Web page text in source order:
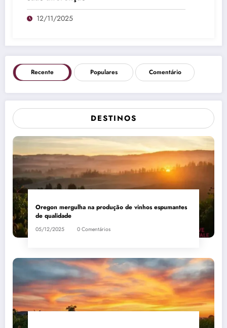
12/11/2025
Recente Populares Comentário
DESTINOS
Oregon mergulha na produção de vinhos espumantes
de qualidade
05/12/2025 0 Comentários